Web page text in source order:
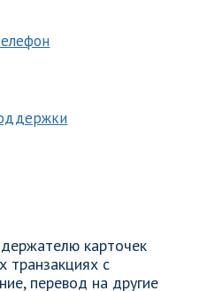
карточек
с
перевод на другие